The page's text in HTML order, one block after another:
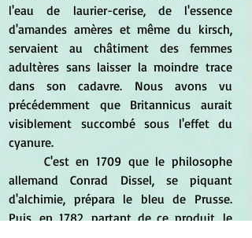
l'eau de laurier-cerise, de l'essence
d'amandes amères et même du kirsch,
servaient au châtiment des femmes
adultères sans laisser la moindre trace
dans son cadavre. Nous avons vu
précédemment que Britannicus aurait
visiblement succombé sous l'effet du
cyanure.
allemand Conrad Dissel, se piquant
d'alchimie, prépara le bleu de Prusse.
Puis, en 1782, partant de ce produit, le